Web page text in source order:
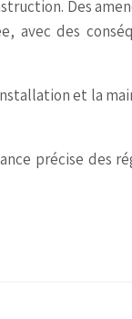
Des
avec des
et la
précise